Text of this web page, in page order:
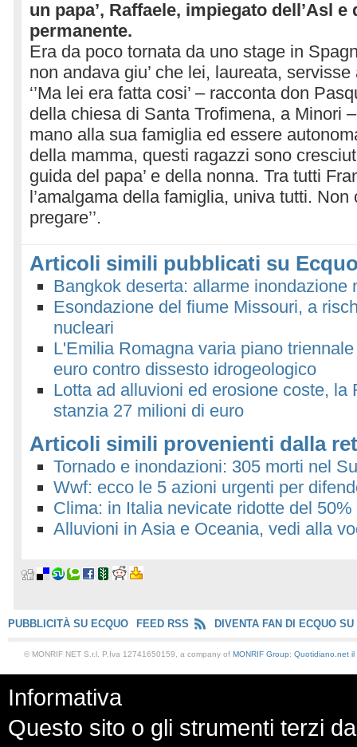
un papa’, Raffaele, impiegato dell’Asl e
permanente.
Era da poco tornata da uno stage in
non andava giu’ che lei, laureata,
‘’Ma lei era fatta cosi’ – racconta don
della chiesa di Santa Trofimena, a Minori
mano alla sua famiglia ed essere
della mamma, questi ragazzi sono
guida del papa’ e della nonna. Tra tutti
l’amalgama della famiglia, univa tutti. Non
pregare’’.
Articoli simili pubblicati su
Bangkok deserta: allarme inondazione
Esondazione del fiume Missouri, a
nucleari
L'Emilia Romagna varia piano
euro contro dissesto idrogeologico
Lotta ad alluvioni ed erosione coste, la
stanzia 27 milioni di euro
Articoli simili provenienti dalla
Tornado e inondazioni: 305 morti nel
Wwf: ecco le 5 azioni urgenti per
Clima: in Italia nevicate ridotte del 50%
Alluvioni in Asia e Oceania, vedi alla
PUBBLICITÀ SU ECQUO FEED RSS DIVENTA FAN DI ECQUO SU
© MONRIF NET S.r.l. P.Iva 12741650159, a company of MONRIF Group: Quotidiano.net il
Informativa
Questo sito o gli strumenti terzi